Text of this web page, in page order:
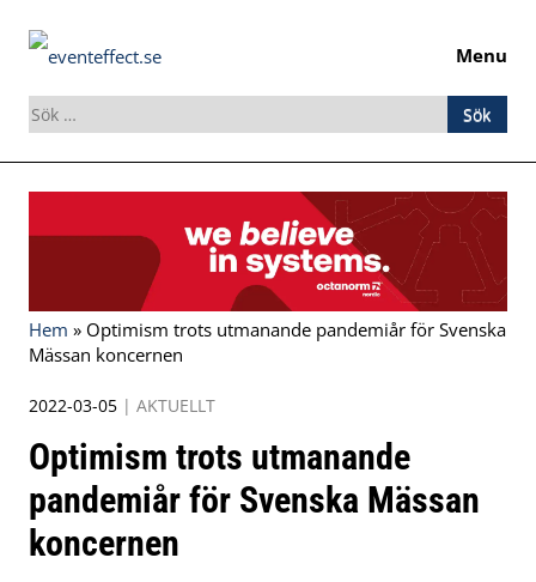
Menu
Sök
efter:
Hem » Optimism trots utmanande pandemiår för Svenska
Mässan koncernen
2022-03-05 | AKTUELLT
Optimism trots utmanande
pandemiår för Svenska Mässan
koncernen